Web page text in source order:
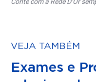
VEJA TAMBÉM
Exames e